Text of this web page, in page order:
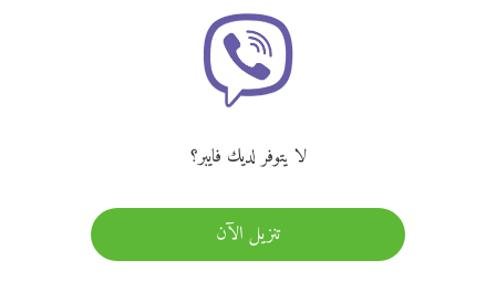
لا يتوفر لديك فايبر؟
تنزيل الآن